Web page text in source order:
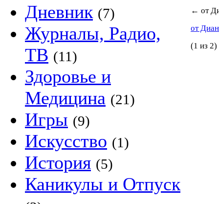
Дневник (7)
Журналы, Радио,
ТВ (11)
Здоровье и
Медицина (21)
Игры (9)
Искусство (1)
История (5)
Каникулы и Отпуск
← от
от
(1 из 2)